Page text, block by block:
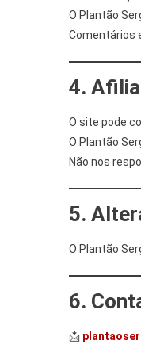
O Plantão
Comentários
4.
O site pode
O Plantão
Não nos
5.
O Plantão
6.
📩